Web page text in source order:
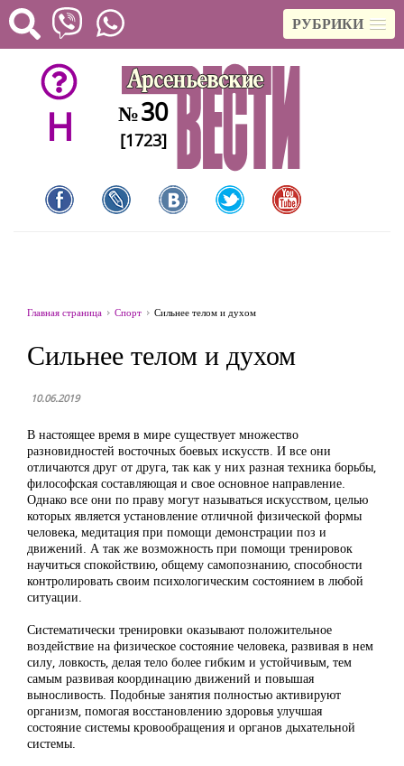
РУБРИКИ
H №30
[1723]
Главная страница Спорт Сильнее телом и духом
Сильнее телом и духом
10.06.2019
В настоящее время в мире существует множество
разновидностей восточных боевых искусств. И все они
отличаются друг от друга, так как у них разная техника борьбы,
философская составляющая и свое основное направление.
Однако все они по праву могут называться искусством, целью
которых является установление отличной физической формы
человека, медитация при помощи демонстрации поз и
движений. А так же возможность при помощи тренировок
научиться спокойствию, общему самопознанию, способности
контролировать своим психологическим состоянием в любой
ситуации.
Систематически тренировки оказывают положительное
воздействие на физическое состояние человека, развивая в нем
силу, ловкость, делая тело более гибким и устойчивым, тем
самым развивая координацию движений и повышая
выносливость. Подобные занятия полностью активируют
организм, помогая восстановлению здоровья улучшая
состояние системы кровообращения и органов дыхательной
системы.